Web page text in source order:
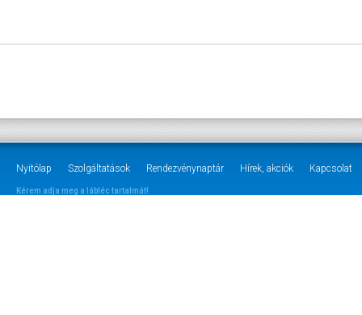
Nyitólap Szolgáltatások Rendezvénynaptár Hírek, akciók Kapcsolat
Kérem adja meg a lábléc tartalmát!